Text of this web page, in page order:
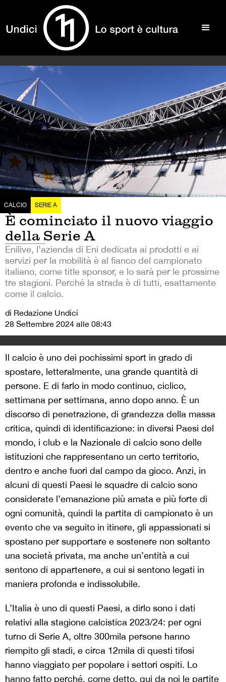
CALCIO SERIE A
È cominciato il nuovo viaggio
della Serie A
Enilive, l’azienda di Eni dedicata ai prodotti e ai
servizi per la mobilità è al fianco del campionato
italiano, come title sponsor, e lo sarà per le prossime
tre stagioni. Perché la strada è di tutti, esattamente
come il calcio.
di Redazione Undici
28 Settembre 2024 alle 08:43
Il calcio è uno dei pochissimi sport in grado di
spostare, letteralmente, una grande quantità di
persone. E di farlo in modo continuo, ciclico,
settimana per settimana, anno dopo anno. È un
discorso di penetrazione, di grandezza della massa
critica, quindi di identificazione: in diversi Paesi del
mondo, i club e la Nazionale di calcio sono delle
istituzioni che rappresentano un certo territorio,
dentro e anche fuori dal campo da gioco. Anzi, in
alcuni di questi Paesi le squadre di calcio sono
considerate l’emanazione più amata e più forte di
ogni comunità, quindi la partita di campionato è un
evento che va seguito in itinere, gli appassionati si
spostano per supportare e sostenere non soltanto
una società privata, ma anche un’entità a cui
sentono di appartenere, a cui si sentono legati in
maniera profonda e indissolubile.
L’Italia è uno di questi Paesi, a dirlo sono i dati
relativi alla stagione calcistica 2023/24: per ogni
turno di Serie A, oltre 300mila persone hanno
riempito gli stadi, e circa 12mila di questi tifosi
hanno viaggiato per popolare i settori ospiti. Lo
hanno fatto perché, come detto, qui da noi le partite